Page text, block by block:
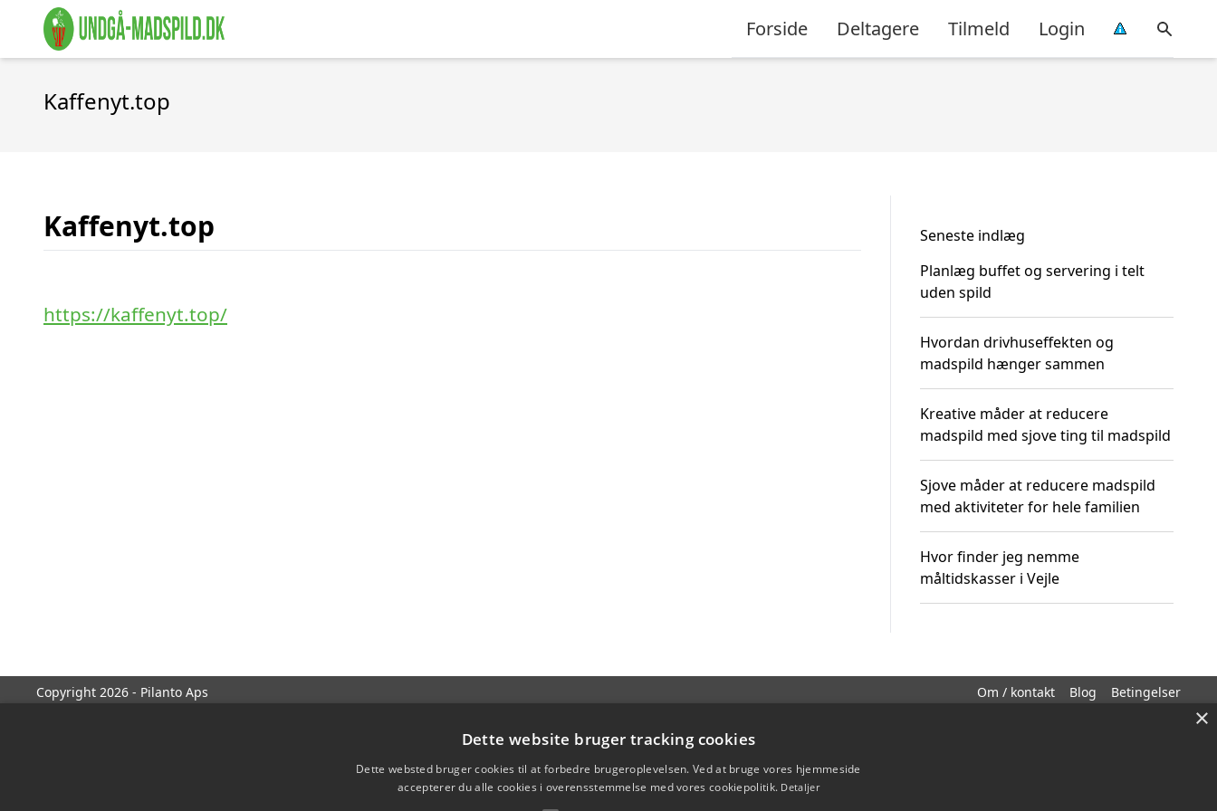
Forside Deltagere Tilmeld Login
Kaffenyt.top
Kaffenyt.top
https://kaffenyt.top/
Seneste indlæg
Planlæg buffet og servering i telt
uden spild
Hvordan drivhuseffekten og
madspild hænger sammen
Kreative måder at reducere
madspild med sjove ting til madspild
Sjove måder at reducere madspild
med aktiviteter for hele familien
Hvor finder jeg nemme
måltidskasser i Vejle
Copyright 2026 - Pilanto Aps Om / kontakt Blog Betingelser
×
Dette website bruger tracking cookies
Dette websted bruger cookies til at forbedre brugeroplevelsen. Ved at bruge vores hjemmeside
accepterer du alle cookies i overensstemmelse med vores cookiepolitik. Detaljer